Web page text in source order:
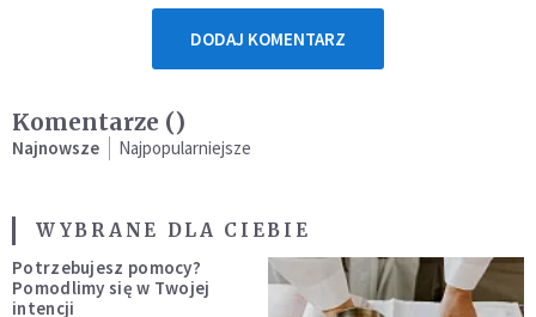
DODAJ KOMENTARZ
Komentarze ()
Najnowsze Najpopularniejsze
WYBRANE DLA CIEBIE
Potrzebujesz pomocy?
Pomodlimy się w Twojej
intencji